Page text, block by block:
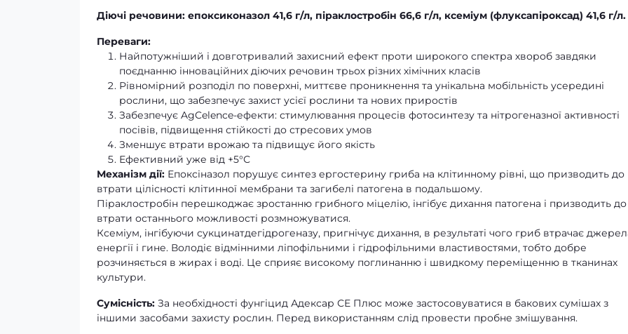
Діючі речовини: епоксиконазол 41,6 г/л, піраклостробін 66,6 г/л, ксеміум (флуксапіроксад) 41,6 г/л.
Переваги:
Найпотужніший і довготривалий захисний ефект проти широкого спектра хвороб завдяки
поєднанню інноваційних діючих речовин трьох різних хімічних класів
Рівномірний розподіл по поверхні, миттєве проникнення та унікальна мобільність усередині
рослини, що забезпечує захист усієї рослини та нових приростів
Забезпечує AgCelence-ефекти: стимулювання процесів фотосинтезу та нітрогеназної активності
посівів, підвищення стійкості до стресових умов
Зменшує втрати врожаю та підвищує його якість
Ефективний уже від +5°С
Механізм дії: Епоксіназол порушує синтез ергостерину гриба на клітинному рівні, що призводить до
втрати цілісності клітинної мембрани та загибелі патогена в подальшому.
Піраклостробін перешкоджає зростанню грибного міцелію, інгібує дихання патогена і призводить до
втрати останнього можливості розмножуватися.
Ксеміум, інгібуючи сукцинатдегідрогеназу, пригнічує дихання, в результаті чого гриб втрачає
енергії і гине. Володіє відмінними ліпофільними і гідрофільними властивостями, тобто добре
розчиняється в жирах і воді. Це сприяє високому поглинанню і швидкому переміщенню в тканинах
культури.
Сумісність: За необхідності фунгіцид Адексар СЕ Плюс може застосовуватися в бакових сумішах з
іншими засобами захисту рослин. Перед використанням слід провести пробне змішування.